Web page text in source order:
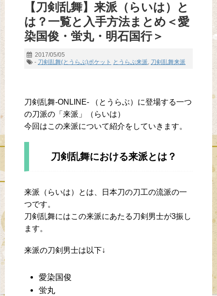
【刀剣乱舞】来派（らいは）と
は？一覧と入手方法まとめ＜愛
染国俊・蛍丸・明石国行＞
2017/05/05
- 刀剣乱舞(とうらぶ)ポケット とうらぶ来派, 刀剣乱舞来派
刀剣乱舞-ONLINE- （とうらぶ）に登場する一つ
の刀派の「来派」（らいは）
今回はこの来派について紹介をしていきます。
刀剣乱舞における来派とは？
来派（らいは）とは、日本刀の刀工の流派の一
つです。
刀剣乱舞にはこの来派にあたる刀剣男士が3振し
ます。
来派の刀剣男士は以下↓
愛染国俊
蛍丸